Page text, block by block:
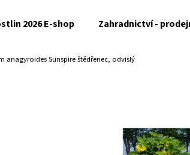
2026 E-shop Zahradnictví -
anagyroides Sunspireštědřenec, odvislý
Co potřebujete najít?